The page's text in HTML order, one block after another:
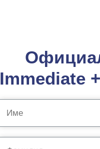
Immediate